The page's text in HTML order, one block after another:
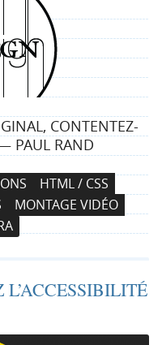
4
d
e
s
i
g
CONTENTEZ-
PAUL RAND
HTML / CSS
MONTAGE VIDÉO